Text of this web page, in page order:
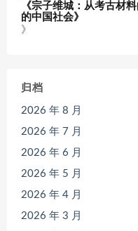
《宗子维城：从考古材
的中国社会》
》
归档
2026 年 8 月
2026 年 7 月
2026 年 6 月
2026 年 5 月
2026 年 4 月
2026 年 3 月